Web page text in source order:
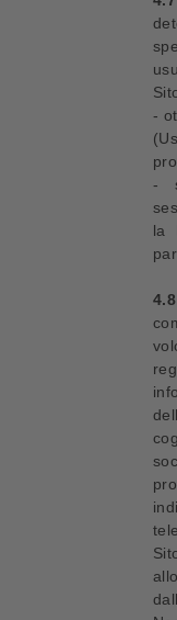
-
-
la
4.8